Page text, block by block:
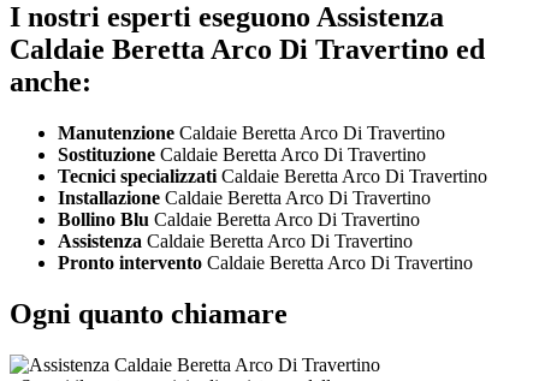
I nostri esperti eseguono Assistenza
Caldaie Beretta Arco Di Travertino ed
anche:
Manutenzione Caldaie Beretta Arco Di Travertino
Sostituzione Caldaie Beretta Arco Di Travertino
Tecnici specializzati Caldaie Beretta Arco Di Travertino
Installazione Caldaie Beretta Arco Di Travertino
Bollino Blu Caldaie Beretta Arco Di Travertino
Assistenza Caldaie Beretta Arco Di Travertino
Pronto intervento Caldaie Beretta Arco Di Travertino
Ogni quanto chiamare